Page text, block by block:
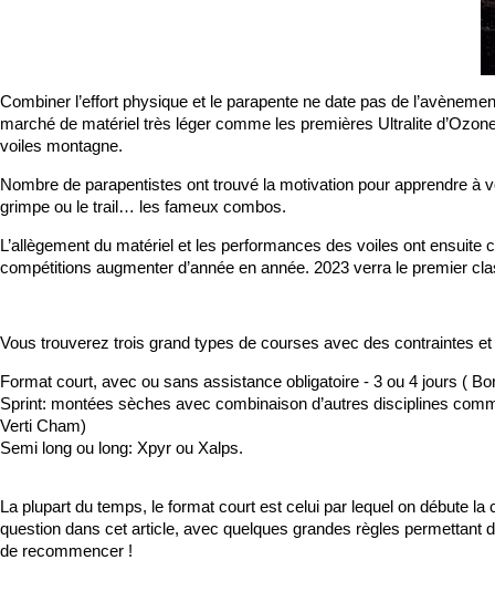
Combiner l’effort physique et le parapente ne date pas de
marché de matériel très léger comme les premières Ultralite
voiles montagne.
Nombre de parapentistes ont trouvé la motivation pour apprendre à
grimpe ou le trail… les fameux combos.
L’allègement du matériel et les performances des voiles ont
compétitions augmenter d’année en année. 2023 verra le premier
Vous trouverez trois grand types de courses avec des contraintes
Format court, avec ou sans assistance obligatoire - 3 ou 4 jours (
Sprint: montées sèches avec combinaison d’autres disciplines
Verti Cham)
Semi long ou long: Xpyr ou Xalps.
La plupart du temps, le format court est celui par lequel on débute
question dans cet article, avec quelques grandes règles permettant
de recommencer !